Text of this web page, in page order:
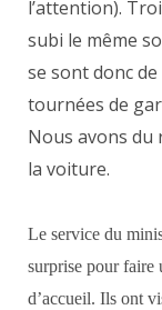
l’attention).
subi le même
se sont donc
tournées de
Nous avons
la voiture.
Le service du
surprise pour faire
d’accueil. Ils ont